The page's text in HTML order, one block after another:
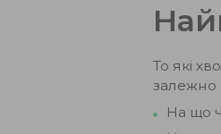
То які
залежно
На що